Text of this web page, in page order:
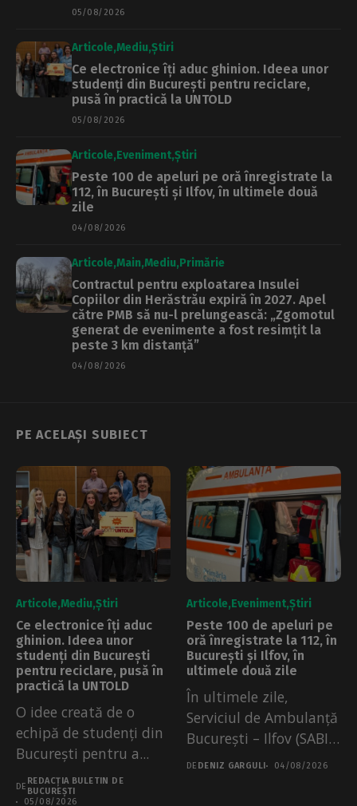
05/08/2026
Articole Mediu Știri
Ce electronice îți aduc ghinion. Ideea unor
studenți din București pentru reciclare,
pusă în practică la UNTOLD
05/08/2026
Articole Eveniment Știri
Peste 100 de apeluri pe oră înregistrate la
112, în București și Ilfov, în ultimele două
zile
04/08/2026
Articole Main Mediu Primărie
Contractul pentru exploatarea Insulei
Copiilor din Herăstrău expiră în 2027. Apel
către PMB să nu-l prelungească: „Zgomotul
generat de evenimente a fost resimțit la
peste 3 km distanță”
04/08/2026
PE ACELAȘI SUBIECT
Articole Mediu Știri
Ce electronice îți aduc
ghinion. Ideea unor
studenți din București
pentru reciclare, pusă în
practică la UNTOLD
O idee creată de o
echipă de studenți din
București pentru a...
DE REDACȚIA BULETIN DE
BUCUREȘTI
05/08/2026
Articole Eveniment Știri
Peste 100 de apeluri pe
oră înregistrate la 112, în
București și Ilfov, în
ultimele două zile
În ultimele zile,
Serviciul de Ambulanță
București – Ilfov (SABIF)
a înregistrat...
DE DENIZ GARGULI 04/08/2026